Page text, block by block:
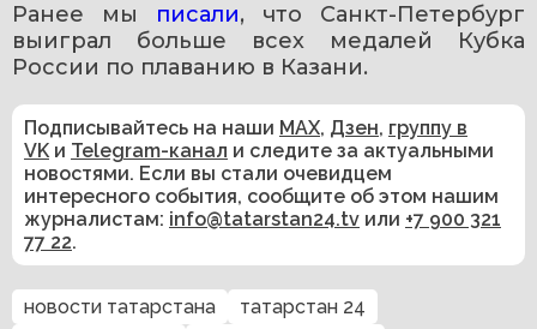
Ранее мы писали, что Санкт-Петербург
выиграл больше всех медалей Кубка
России по плаванию в Казани.
Подписывайтесь на наши MAX, Дзен, группу в
VK и Telegram-канал и следите за актуальными
новостями. Если вы стали очевидцем
интересного события, сообщите об этом нашим
журналистам: info@tatarstan24.tv или +7 900 321
77 22.
новости татарстана
татарстан 24